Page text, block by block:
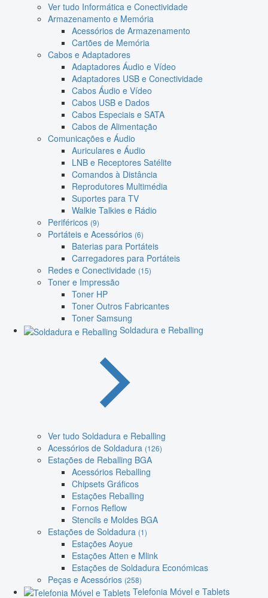
Ver tudo Informática e Conectividade
Armazenamento e Memória
Acessórios de Armazenamento
Cartões de Memória
Cabos e Adaptadores
Adaptadores Áudio e Vídeo
Adaptadores USB e Conectividade
Cabos Áudio e Vídeo
Cabos USB e Dados
Cabos Especiais e SATA
Cabos de Alimentação
Comunicações e Áudio
Auriculares e Áudio
LNB e Receptores Satélite
Comandos à Distância
Reprodutores Multimédia
Suportes para TV
Walkie Talkies e Rádio
Periféricos (9)
Portáteis e Acessórios (6)
Baterias para Portáteis
Carregadores para Portáteis
Redes e Conectividade (15)
Toner e Impressão
Toner HP
Toner Outros Fabricantes
Toner Samsung
Soldadura e Reballing
Ver tudo Soldadura e Reballing
Acessórios de Soldadura (126)
Estações de Reballing BGA
Acessórios Reballing
Chipsets Gráficos
Estações Reballing
Fornos Reflow
Stencils e Moldes BGA
Estações de Soldadura (1)
Estações Aoyue
Estações Atten e Mlink
Estações de Soldadura Económicas
Peças e Acessórios (258)
Telefonia Móvel e Tablets